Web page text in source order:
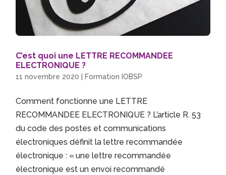
C’est quoi une LETTRE RECOMMANDEE
ELECTRONIQUE ?
11 novembre 2020 Formation IOBSP
Comment fonctionne une LETTRE
RECOMMANDEE ELECTRONIQUE ? L’article R. 53
du code des postes et communications
électroniques définit la lettre recommandée
électronique : « une lettre recommandée
électronique est un envoi recommandé